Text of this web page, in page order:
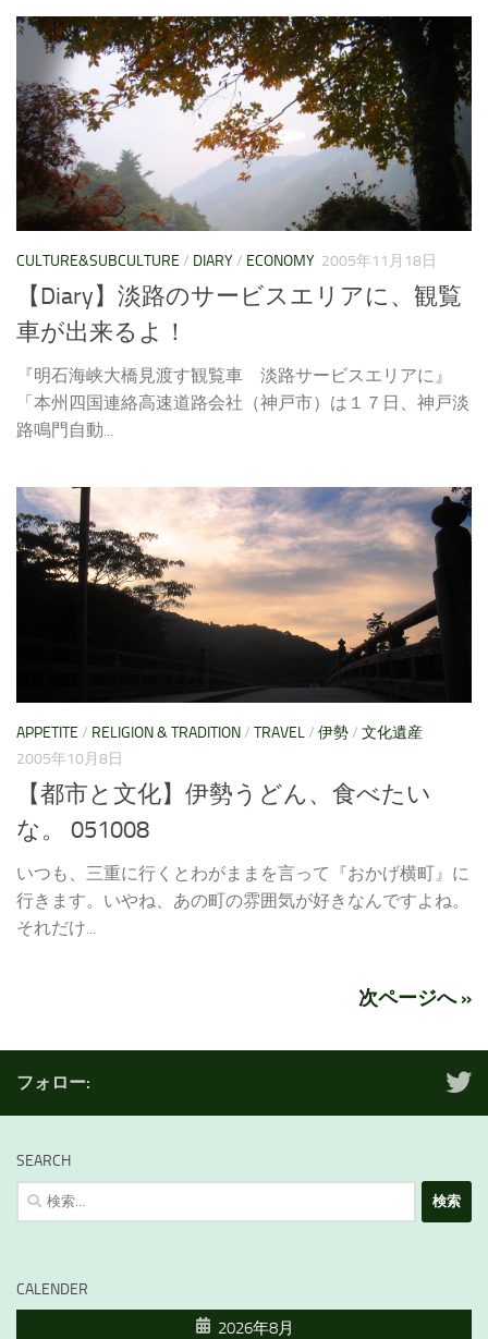
CULTURE&SUBCULTURE / DIARY/ ECONOMY 2005年11月18日
【Diary】淡路のサービスエリアに、観覧
車が出来るよ！
『明石海峡大橋見渡す観覧車 淡路サービスエリアに』
「本州四国連絡高速道路会社（神戸市）は１７日、神戸淡
路鳴門自動...
APPETITE / RELIGION & TRADITION/ TRAVEL/ 伊勢/ 文化遺産
2005年10月8日
【都市と文化】伊勢うどん、食べたい
な。 051008
いつも、三重に行くとわがままを言って『おかげ横町』に
行きます。いやね、あの町の雰囲気が好きなんですよね。
それだけ...
次ページへ »
フォロー:
SEARCH
検
索:
CALENDER
2026年8月